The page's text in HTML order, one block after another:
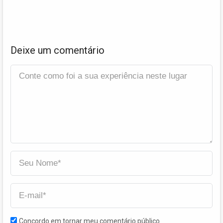
Deixe um comentário
Concordo em tornar meu comentário público